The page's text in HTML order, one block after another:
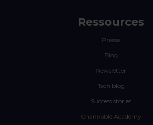
Ressources
Presse
Blog
Newsletter
Tech blog
Success stories
Channable Academy